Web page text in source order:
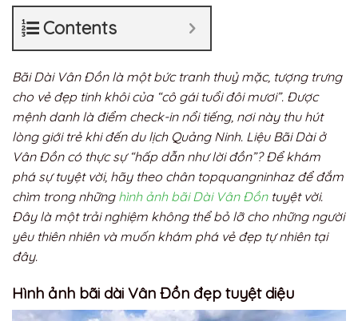
Contents
Bãi Dài Vân Đồn là một bức tranh thuỷ mặc, tượng trưng
cho vẻ đẹp tinh khôi của “cô gái tuổi đôi mươi”. Được
mệnh danh là điểm check-in nổi tiếng, nơi này thu hút
lòng giới trẻ khi đến du lịch Quảng Ninh. Liệu Bãi Dài ở
Vân Đồn có thực sự “hấp dẫn như lời đồn”? Để khám
phá sự tuyệt vời, hãy theo chân topquangninhaz để đắm
chìm trong những hình ảnh bãi Dài Vân Đồntuyệt vời.
Đây là một trải nghiệm không thể bỏ lỡ cho những người
yêu thiên nhiên và muốn khám phá vẻ đẹp tự nhiên tại
đây.
Hình ảnh bãi dài Vân Đồn đẹp tuyệt diệu